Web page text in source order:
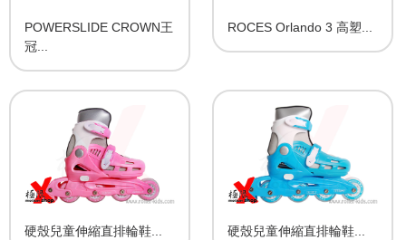
POWERSLIDE CROWN王
冠...
ROCES Orlando 3 高塑...
硬殼兒童伸縮直排輪鞋... 硬殼兒童伸縮直排輪鞋...